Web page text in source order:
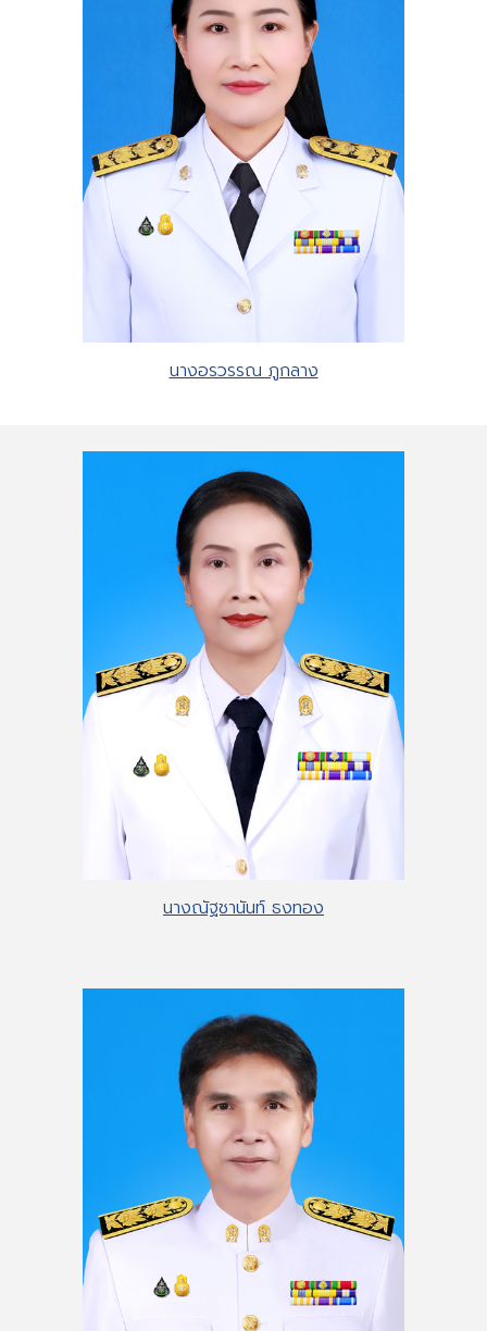
นางอรวรรณ ภูกลาง
นางณัฐชานันท์ ธงทอง